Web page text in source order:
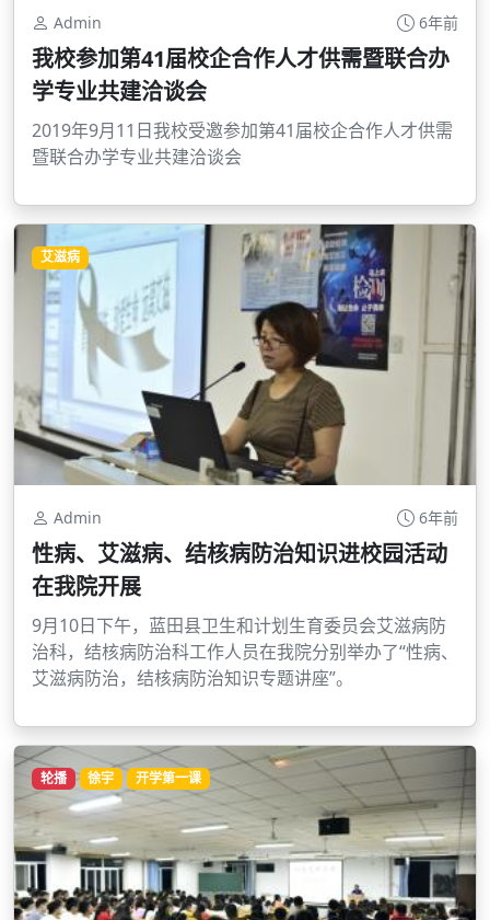
Admin 6年前
我校参加第41届校企合作人才供需暨联合办
学专业共建洽谈会
2019年9月11日我校受邀参加第41届校企合作人才供需
暨联合办学专业共建洽谈会
艾滋病
Admin 6年前
性病、艾滋病、结核病防治知识进校园活动
在我院开展
9月10日下午，蓝田县卫生和计划生育委员会艾滋病防
治科，结核病防治科工作人员在我院分别举办了“性病、
艾滋病防治，结核病防治知识专题讲座”。
轮播 徐宇 开学第一课